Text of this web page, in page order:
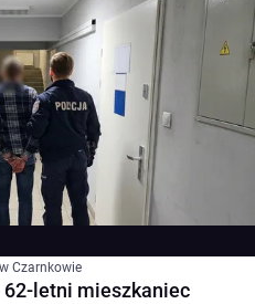
Czarnkowie
62-letni mieszkaniec